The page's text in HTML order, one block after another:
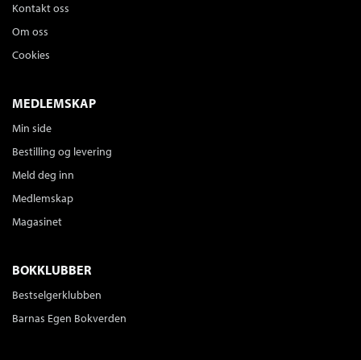
Kontakt oss
Om oss
Cookies
MEDLEMSKAP
Min side
Bestilling og levering
Meld deg inn
Medlemskap
Magasinet
BOKKLUBBER
Bestselgerklubben
Barnas Egen Bokverden